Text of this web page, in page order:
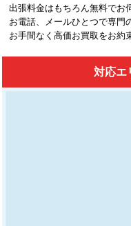
出張料金はもちろん無料でお
お電話、メールひとつで専門
お手間なく高価お買取をお約
対応エ